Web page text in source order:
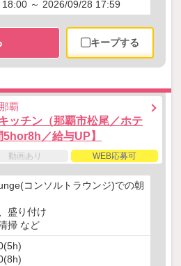
～ 2026/09/28 17:59
キープする
覇
ッチン（那覇市松尾／ホテ
／給与UP】
動画あり WEB応募可
コンソルトラウンジ)での朝
盛り付け
掃 など